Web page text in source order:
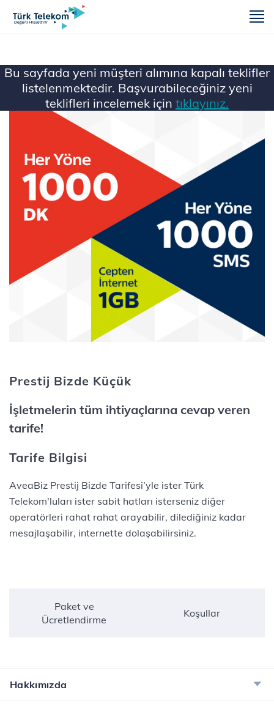
Bu sayfada yeni müşteri alımına kapalı teklifler
listelenmektedir. Başvurabileceğiniz yeni
teklifleri incelemek için tıklayınız.
Prestij Bizde Küçük
İşletmelerin tüm ihtiyaçlarına cevap veren
tarife!
Tarife Bilgisi
AveaBiz Prestij Bizde Tarifesi’yle ister Türk
Telekom'luları ister sabit hatları isterseniz diğer
operatörleri rahat rahat arayabilir, dilediğiniz kadar
mesajlaşabilir, internette dolaşabilirsiniz.
Paket ve
Ücretlendirme
Koşullar
Hakkımızda